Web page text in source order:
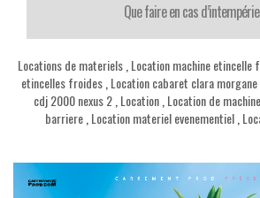
Que faire en cas
Locations de materiels, Location machine etincelle
etincelles froides, Location cabaret clara morgane,
cdj 2000 nexus 2, Location, Location de
barriere, Location materiel evenementiel